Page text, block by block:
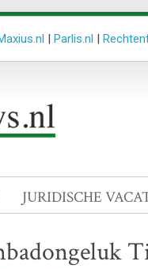
| Parlis.nl |
JURIDISCHE